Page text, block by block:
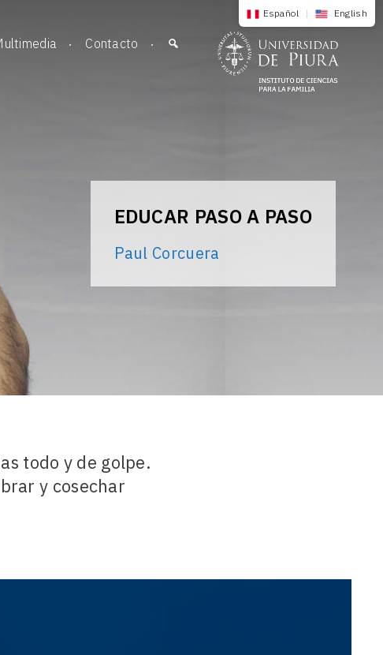
Contacto
EDUCAR PASO A PASO
Paul Corcuera
Español | English
todo y de golpe.
y cosechar